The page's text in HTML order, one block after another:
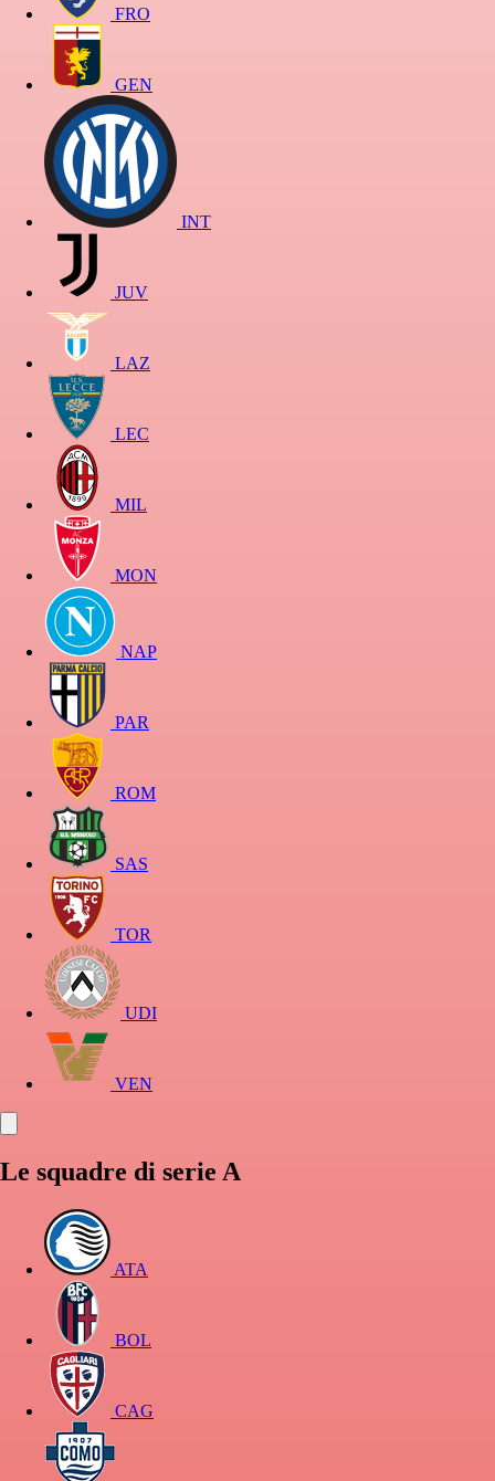
FRO
GEN
INT
JUV
LAZ
LEC
MIL
MON
NAP
PAR
ROM
SAS
TOR
UDI
VEN
Le squadre di serie A
ATA
BOL
CAG